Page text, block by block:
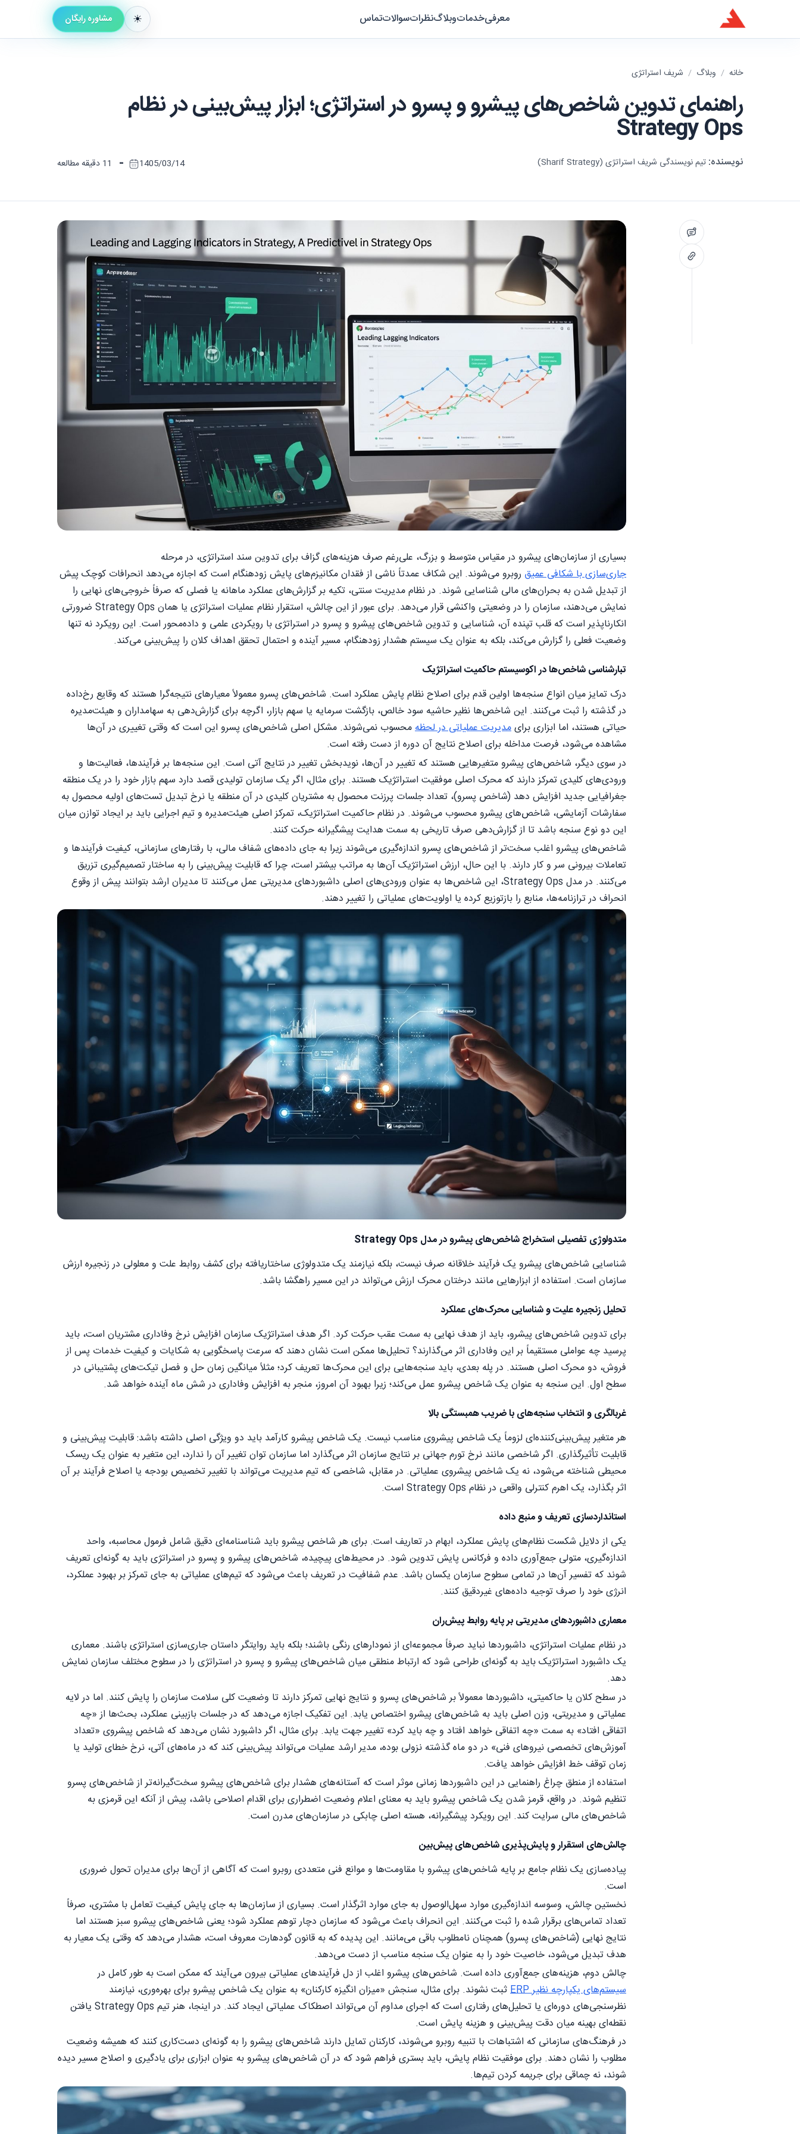
معرفیخدماتوبلاگنظراتسوالاتتماس مشاوره رایگان
خانه / وبلاگ / شریف استراتژی
راهنمای تدوین شاخص‌های پیشرو و پسرو در استراتژی؛ ابزار پیش‌بینی در نظام
Strategy Ops
نویسنده: تیم نویسندگی شریف استراتژی (Sharif Strategy) 1405/03/14
- 11 دقیقه مطالعه
بسیاری از سازمان‌های پیشرو در مقیاس متوسط و بزرگ، علی‌رغم صرف هزینه‌های گزاف برای تدوین سند استراتژی، در مرحله
جاری‌سازی با شکافی عمیق روبرو می‌شوند. این شکاف عمدتاً ناشی از فقدان مکانیزم‌های پایش زودهنگام است که اجازه می‌دهد انحرافات کوچک پیش
از تبدیل شدن به بحران‌های مالی شناسایی شوند. در نظام مدیریت سنتی، تکیه بر گزارش‌های عملکرد ماهانه یا فصلی که صرفاً خروجی‌های نهایی را
نمایش می‌دهند، سازمان را در وضعیتی واکنشی قرار می‌دهد. برای عبور از این چالش، استقرار نظام عملیات استراتژی یا همان Strategy Ops ضرورتی
انکارناپذیر است که قلب تپنده آن، شناسایی و تدوین شاخص‌های پیشرو و پسرو در استراتژی با رویکردی علمی و داده‌محور است. این رویکرد نه تنها
وضعیت فعلی را گزارش می‌کند، بلکه به عنوان یک سیستم هشدار زودهنگام، مسیر آینده و احتمال تحقق اهداف کلان را پیش‌بینی می‌کند.
تبارشناسی شاخص‌ها در اکوسیستم حاکمیت استراتژیک
درک تمایز میان انواع سنجه‌ها اولین قدم برای اصلاح نظام پایش عملکرد است. شاخص‌های پسرو معمولاً معیارهای نتیجه‌گرا هستند که وقایع رخ‌داده
در گذشته را ثبت می‌کنند. این شاخص‌ها نظیر حاشیه سود خالص، بازگشت سرمایه یا سهم بازار، اگرچه برای گزارش‌دهی به سهامداران و هیئت‌مدیره
حیاتی هستند، اما ابزاری برایمدیریت عملیاتی در لحظهمحسوب نمی‌شوند. مشکل اصلی شاخص‌های پسرو این است که وقتی تغییری در آن‌ها
مشاهده می‌شود، فرصت مداخله برای اصلاح نتایج آن دوره از دست رفته است.
در سوی دیگر، شاخص‌های پیشرو متغیرهایی هستند که تغییر در آن‌ها، نویدبخش تغییر در نتایج آتی است. این سنجه‌ها بر فرآیندها، فعالیت‌ها و
ورودی‌های کلیدی تمرکز دارند که محرک اصلی موفقیت استراتژیک هستند. برای مثال، اگر یک سازمان تولیدی قصد دارد سهم بازار خود را در یک منطقه
جغرافیایی جدید افزایش دهد (شاخص پسرو)، تعداد جلسات پرزنت محصول به مشتریان کلیدی در آن منطقه یا نرخ تبدیل تست‌های اولیه محصول به
سفارشات آزمایشی، شاخص‌های پیشرو محسوب می‌شوند. در نظام حاکمیت استراتژیک، تمرکز اصلی هیئت‌مدیره و تیم اجرایی باید بر ایجاد توازن میان
این دو نوع سنجه باشد تا از گزارش‌دهی صرف تاریخی به سمت هدایت پیشگیرانه حرکت کنند.
شاخص‌های پیشرو اغلب سخت‌تر از شاخص‌های پسرو اندازه‌گیری می‌شوند زیرا به جای داده‌های شفاف مالی، با رفتارهای سازمانی، کیفیت فرآیندها و
تعاملات بیرونی سر و کار دارند. با این حال، ارزش استراتژیک آن‌ها به مراتب بیشتر است، چرا که قابلیت پیش‌بینی را به ساختار تصمیم‌گیری تزریق
می‌کنند. در مدل Strategy Ops، این شاخص‌ها به عنوان ورودی‌های اصلی داشبوردهای مدیریتی عمل می‌کنند تا مدیران ارشد بتوانند پیش از وقوع
انحراف در ترازنامه‌ها، منابع را بازتوزیع کرده یا اولویت‌های عملیاتی را تغییر دهند.
متدولوژی تفصیلی استخراج شاخص‌های پیشرو در مدل Strategy Ops
شناسایی شاخص‌های پیشرو یک فرآیند خلاقانه صرف نیست، بلکه نیازمند یک متدولوژی ساختاریافته برای کشف روابط علت و معلولی در زنجیره ارزش
سازمان است. استفاده از ابزارهایی مانند درختان محرک ارزش می‌تواند در این مسیر راهگشا باشد.
تحلیل زنجیره علیت و شناسایی محرک‌های عملکرد
برای تدوین شاخص‌های پیشرو، باید از هدف نهایی به سمت عقب حرکت کرد. اگر هدف استراتژیک سازمان افزایش نرخ وفاداری مشتریان است، باید
پرسید چه عواملی مستقیماً بر این وفاداری اثر می‌گذارند؟ تحلیل‌ها ممکن است نشان دهند که سرعت پاسخگویی به شکایات و کیفیت خدمات پس از
فروش، دو محرک اصلی هستند. در پله بعدی، باید سنجه‌هایی برای این محرک‌ها تعریف کرد؛ مثلاً میانگین زمان حل و فصل تیکت‌های پشتیبانی در
سطح اول. این سنجه به عنوان یک شاخص پیشرو عمل می‌کند؛ زیرا بهبود آن امروز، منجر به افزایش وفاداری در شش ماه آینده خواهد شد.
غربالگری و انتخاب سنجه‌های با ضریب همبستگی بالا
هر متغیر پیش‌بینی‌کننده‌ای لزوماً یک شاخص پیشروی مناسب نیست. یک شاخص پیشرو کارآمد باید دو ویژگی اصلی داشته باشد: قابلیت پیش‌بینی و
قابلیت تأثیرگذاری. اگر شاخصی مانند نرخ تورم جهانی بر نتایج سازمان اثر می‌گذارد اما سازمان توان تغییر آن را ندارد، این متغیر به عنوان یک ریسک
محیطی شناخته می‌شود، نه یک شاخص پیشروی عملیاتی. در مقابل، شاخصی که تیم مدیریت می‌تواند با تغییر تخصیص بودجه یا اصلاح فرآیند بر آن
اثر بگذارد، یک اهرم کنترلی واقعی در نظام Strategy Ops است.
استانداردسازی تعریف و منبع داده
یکی از دلایل شکست نظام‌های پایش عملکرد، ابهام در تعاریف است. برای هر شاخص پیشرو باید شناسنامه‌ای دقیق شامل فرمول محاسبه، واحد
اندازه‌گیری، متولی جمع‌آوری داده و فرکانس پایش تدوین شود. در محیط‌های پیچیده، شاخص‌های پیشرو و پسرو در استراتژی باید به گونه‌ای تعریف
شوند که تفسیر آن‌ها در تمامی سطوح سازمان یکسان باشد. عدم شفافیت در تعریف باعث می‌شود که تیم‌های عملیاتی به جای تمرکز بر بهبود عملکرد،
انرژی خود را صرف توجیه داده‌های غیردقیق کنند.
معماری داشبوردهای مدیریتی بر پایه روابط پیش‌ران
در نظام عملیات استراتژی، داشبوردها نباید صرفاً مجموعه‌ای از نمودارهای رنگی باشند؛ بلکه باید روایتگر داستان جاری‌سازی استراتژی باشند. معماری
یک داشبورد استراتژیک باید به گونه‌ای طراحی شود که ارتباط منطقی میان شاخص‌های پیشرو و پسرو در استراتژی را در سطوح مختلف سازمان نمایش
دهد.
در سطح کلان یا حاکمیتی، داشبوردها معمولاً بر شاخص‌های پسرو و نتایج نهایی تمرکز دارند تا وضعیت کلی سلامت سازمان را پایش کنند. اما در لایه
عملیاتی و مدیریتی، وزن اصلی باید به شاخص‌های پیشرو اختصاص یابد. این تفکیک اجازه می‌دهد که در جلسات بازبینی عملکرد، بحث‌ها از «چه
اتفاقی افتاد» به سمت «چه اتفاقی خواهد افتاد و چه باید کرد» تغییر جهت یابد. برای مثال، اگر داشبورد نشان می‌دهد که شاخص پیشروی «تعداد
آموزش‌های تخصصی نیروهای فنی» در دو ماه گذشته نزولی بوده، مدیر ارشد عملیات می‌تواند پیش‌بینی کند که در ماه‌های آتی، نرخ خطای تولید یا
زمان توقف خط افزایش خواهد یافت.
استفاده از منطق چراغ راهنمایی در این داشبوردها زمانی موثر است که آستانه‌های هشدار برای شاخص‌های پیشرو سخت‌گیرانه‌تر از شاخص‌های پسرو
تنظیم شوند. در واقع، قرمز شدن یک شاخص پیشرو باید به معنای اعلام وضعیت اضطراری برای اقدام اصلاحی باشد، پیش از آنکه این قرمزی به
شاخص‌های مالی سرایت کند. این رویکرد پیشگیرانه، هسته اصلی چابکی در سازمان‌های مدرن است.
چالش‌های استقرار و پایش‌پذیری شاخص‌های پیش‌بین
پیاده‌سازی یک نظام جامع بر پایه شاخص‌های پیشرو با مقاومت‌ها و موانع فنی متعددی روبرو است که آگاهی از آن‌ها برای مدیران تحول ضروری
است.
نخستین چالش، وسوسه اندازه‌گیری موارد سهل‌الوصول به جای موارد اثرگذار است. بسیاری از سازمان‌ها به جای پایش کیفیت تعامل با مشتری، صرفاً
تعداد تماس‌های برقرار شده را ثبت می‌کنند. این انحراف باعث می‌شود که سازمان دچار توهم عملکرد شود؛ یعنی شاخص‌های پیشرو سبز هستند اما
نتایج نهایی (شاخص‌های پسرو) همچنان نامطلوب باقی می‌مانند. این پدیده که به قانون گودهارت معروف است، هشدار می‌دهد که وقتی یک معیار به
هدف تبدیل می‌شود، خاصیت خود را به عنوان یک سنجه مناسب از دست می‌دهد.
چالش دوم، هزینه‌های جمع‌آوری داده است. شاخص‌های پیشرو اغلب از دل فرآیندهای عملیاتی بیرون می‌آیند که ممکن است به طور کامل در
سیستم‌های یکپارچه نظیر ERP
ثبت نشوند. برای مثال، سنجش «میزان انگیزه کارکنان» به عنوان یک شاخص پیشرو برای بهره‌وری، نیازمند
نظرسنجی‌های دوره‌ای یا تحلیل‌های رفتاری است که اجرای مداوم آن می‌تواند اصطکاک عملیاتی ایجاد کند. در اینجا، هنر تیم Strategy Ops یافتن
نقطه‌ای بهینه میان دقت پیش‌بینی و هزینه پایش است.
در فرهنگ‌های سازمانی که اشتباهات با تنبیه روبرو می‌شوند، کارکنان تمایل دارند شاخص‌های پیشرو را به گونه‌ای دست‌کاری کنند که همیشه وضعیت
مطلوب را نشان دهند. برای موفقیت نظام پایش، باید بستری فراهم شود که در آن شاخص‌های پیشرو به عنوان ابزاری برای یادگیری و اصلاح مسیر دیده
شوند، نه چماقی برای جریمه کردن تیم‌ها.